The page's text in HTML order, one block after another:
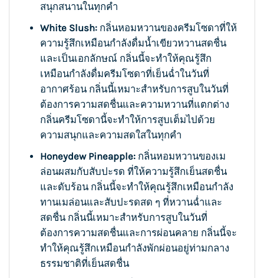
สนุกสนานในทุกคำ
White Slush:กลิ่นหอมหวานของครีมโซดาที่ให้
ความรู้สึกเหมือนกำลังดื่มน้ำเขียวหวานสดชื่น
และเป็นเอกลักษณ์ กลิ่นนี้จะทำให้คุณรู้สึก
เหมือนกำลังดื่มครีมโซดาที่เย็นฉ่ำในวันที่
อากาศร้อน กลิ่นนี้เหมาะสำหรับการสูบในวันที่
ต้องการความสดชื่นและความหวานที่แตกต่าง
กลิ่นครีมโซดานี้จะทำให้การสูบเต็มไปด้วย
ความสนุกและความสดใสในทุกคำ
Honeydew Pineapple:กลิ่นหอมหวานของเม
ล่อนผสมกับสับปะรด ที่ให้ความรู้สึกเย็นสดชื่น
และดับร้อน กลิ่นนี้จะทำให้คุณรู้สึกเหมือนกำลัง
ทานเมล่อนและสับปะรดสด ๆ ที่หวานฉ่ำและ
สดชื่น กลิ่นนี้เหมาะสำหรับการสูบในวันที่
ต้องการความสดชื่นและการผ่อนคลาย กลิ่นนี้จะ
ทำให้คุณรู้สึกเหมือนกำลังพักผ่อนอยู่ท่ามกลาง
ธรรมชาติที่เย็นสดชื่น